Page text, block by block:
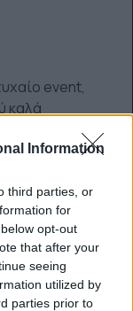
Information
third parties, or
for
opt-out
that after your
seeing
utilized by
parties prior to
event,
καλά